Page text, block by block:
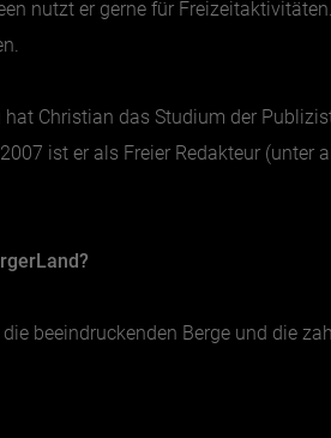
nutzt er gerne für
Christian das Studium der
ist er als Freier Redakteur (unter
beeindruckenden Berge und die